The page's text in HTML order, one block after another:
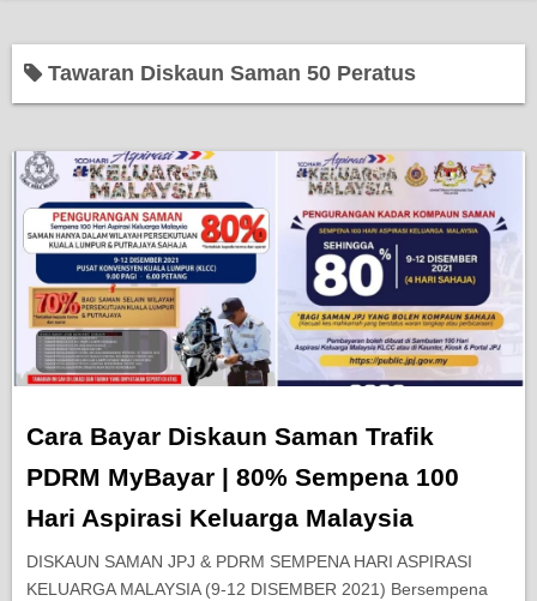
Tawaran Diskaun Saman 50 Peratus
Cara Bayar Diskaun Saman Trafik
PDRM MyBayar | 80% Sempena 100
Hari Aspirasi Keluarga Malaysia
DISKAUN SAMAN JPJ & PDRM SEMPENA HARI ASPIRASI
KELUARGA MALAYSIA (9-12 DISEMBER 2021) Bersempena